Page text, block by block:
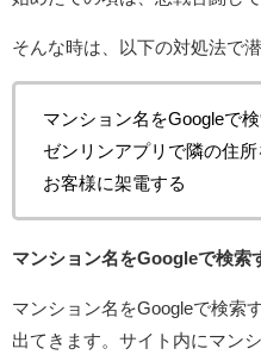
そんな時は、以下の対処法で
マンション名をGoogleで
ゼンリンアプリで隣の住所
お客様に架電する
マンション名をGoogleで検索
マンション名をGoogleで検索
出てきます。サイト内にマン